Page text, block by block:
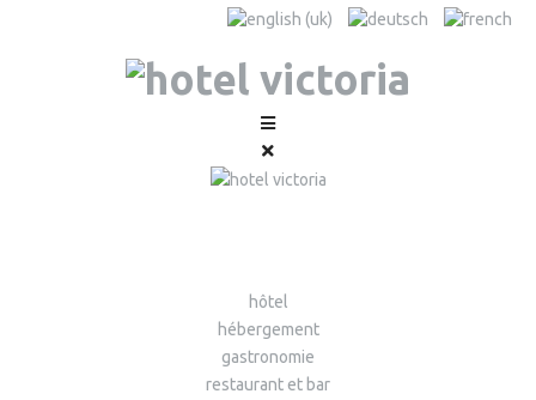
hôtel
hébergement
gastronomie
restaurant et bar